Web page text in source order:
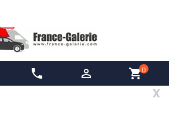
phone  shopping_cart0
x